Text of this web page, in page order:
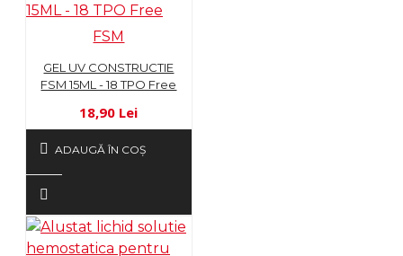
FSM
GEL UV CONSTRUCTIE
FSM 15ML - 18 TPO Free
18,90 Lei
ADAUGĂ ÎN COŞ